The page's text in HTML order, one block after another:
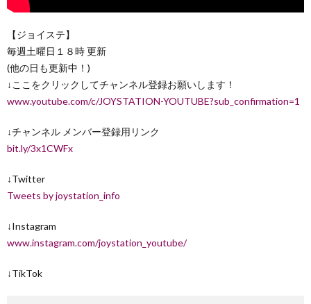
【ジョイステ】
毎週土曜日１８時 更新
(他の日も更新中！)
↓ここをクリックしてチャンネル登録お願いします！
www.youtube.com/c/JOYSTATION-YOUTUBE?sub_confirmation=1
↓チャンネル メンバー登録用リンク
bit.ly/3x1CWFx
↓Twitter
Tweets by joystation_info
↓Instagram
www.instagram.com/joystation_youtube/
↓TikTok